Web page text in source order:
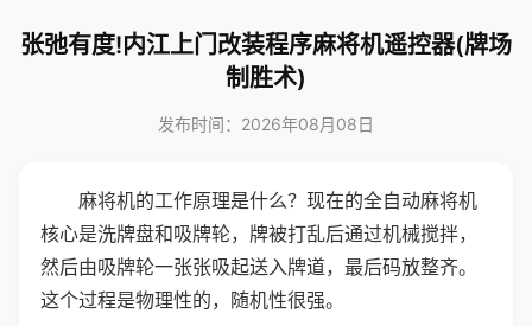
张弛有度!内江上门改装程序麻将机遥控器(牌场
制胜术)
发布时间：2026年08月08日
麻将机的工作原理是什么？现在的全自动麻将机
核心是洗牌盘和吸牌轮，牌被打乱后通过机械搅拌，
然后由吸牌轮一张张吸起送入牌道，最后码放整齐。
这个过程是物理性的，随机性很强。